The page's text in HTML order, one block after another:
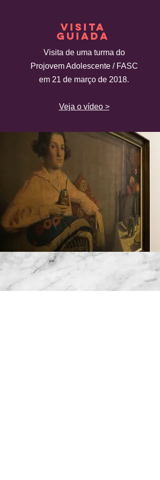
VISITA
GUIADA
Visita de uma turma do
Projovem Adolescente / FASC
em 21 de março de 2018.
Veja o vídeo >